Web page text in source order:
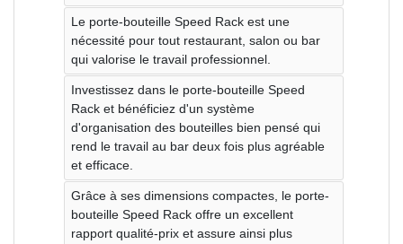
Le porte-bouteille Speed ​​​​Rack est une
nécessité pour tout restaurant, salon ou bar
qui valorise le travail professionnel.
Investissez dans le porte-bouteille Speed ​​​​
Rack et bénéficiez d'un système
d'organisation des bouteilles bien pensé qui
rend le travail au bar deux fois plus agréable
et efficace.
Grâce à ses dimensions compactes, le porte-
bouteille Speed ​​​​Rack offre un excellent
rapport qualité-prix et assure ainsi plus